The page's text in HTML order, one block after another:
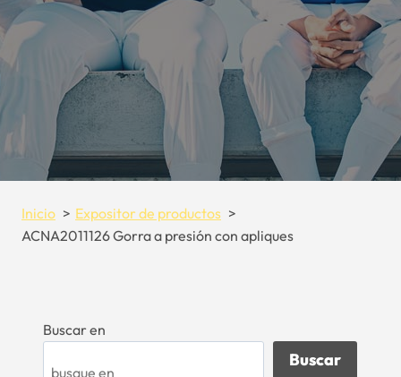
Inicio
Expositor de productos
ACNA2011126 Gorra a presión con apliques
Buscar en
Buscar